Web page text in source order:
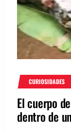
CURIOSIDADES
El cuerpo
dentro de